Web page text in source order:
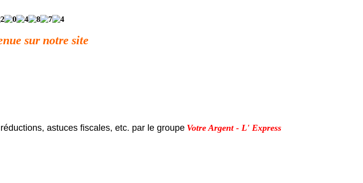
sur notre site
astuces fiscales, etc. par le groupe Votre Argent - L' Express